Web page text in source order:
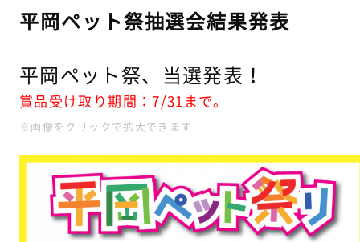
平岡ペット祭抽選会結果発表
平岡ペット祭、当選発表！
賞品受け取り期間：7/31まで。
※画像をクリックで拡大できます